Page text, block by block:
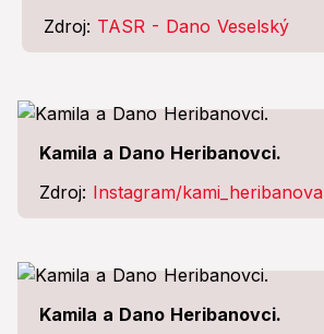
Zdroj: TASR - Dano Veselský
Kamila a Dano Heribanovci.
Zdroj: Instagram/kami_heribanova
Kamila a Dano Heribanovci.